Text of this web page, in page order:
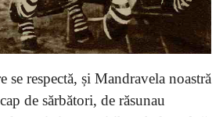
se respectă, și Mandravela noastră
de sărbători, de răsunau